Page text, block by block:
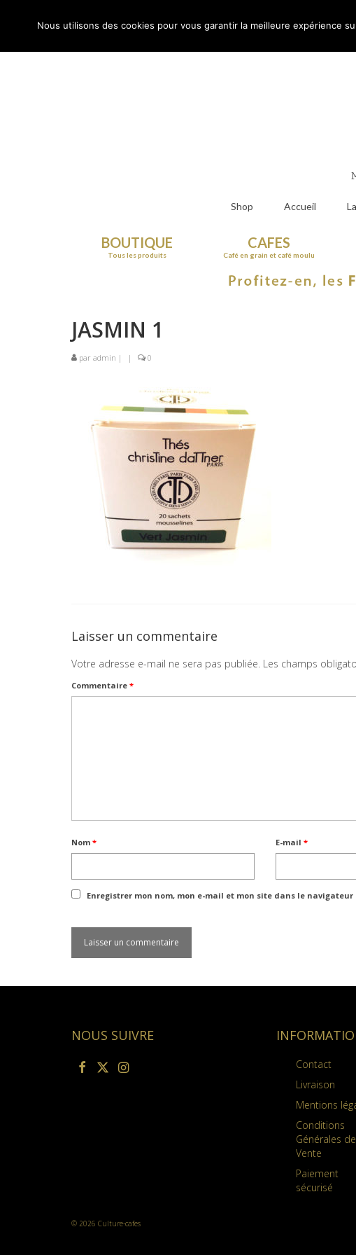
:
Shop Accueil
BOUTIQUE
Tous les produits
CAFES
Café en grain et café moulu
JASMIN 1
par admin | | 0
Laisser un commentaire
Votre adresse e-mail ne sera pas publiée. Les champs
Commentaire *
Nom * E-mail*
Enregistrer mon nom, mon e-mail et mon site dans le
NOUS SUIVRE
Contact
Livraison
Mentions
Conditions
Générales de
Vente
Paiement
sécurisé
© 2026 Culture-cafes
Nous utilisons des cookies pour vous garantir la meilleure expérience